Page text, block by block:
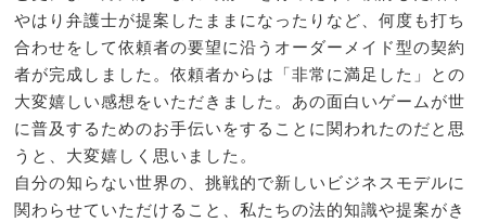
やはり弁護士が提案したままになったりなど、何度も打ち
合わせをして依頼者の要望に沿うオーダーメイド型の契約
者が完成しました。依頼者からは「非常に満足した」との
大変嬉しい感想をいただきました。あの面白いゲームが世
に普及するためのお手伝いをすることに関われたのだと思
うと、大変嬉しく思いました。
自分の知らない世界の、挑戦的で新しいビジネスモデルに
関わらせていただけること、私たちの法的知識や提案がき